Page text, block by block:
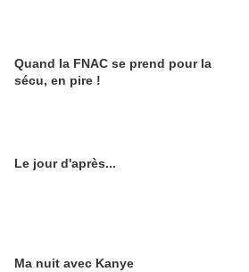
Quand la FNAC se prend pour la
sécu, en pire !
Le jour d'après...
Ma nuit avec Kanye